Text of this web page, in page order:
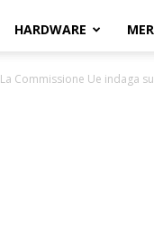
HARDWARE
La Commissione Ue indaga